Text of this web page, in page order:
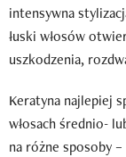
intensywna
łuski włosów
uszkodzenia,
Keratyna najlepiej
włosach średnio-
na różne sposoby –